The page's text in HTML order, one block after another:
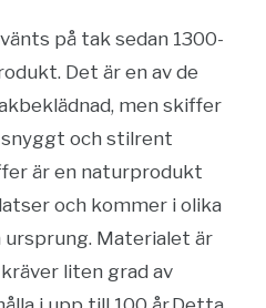
på tak sedan 1300-
Det är en av de
men skiffer
och stilrent
är en naturprodukt
och kommer i olika
Materialet är
liten grad av